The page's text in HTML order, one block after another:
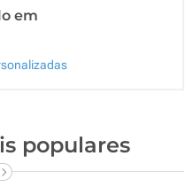
em
populares